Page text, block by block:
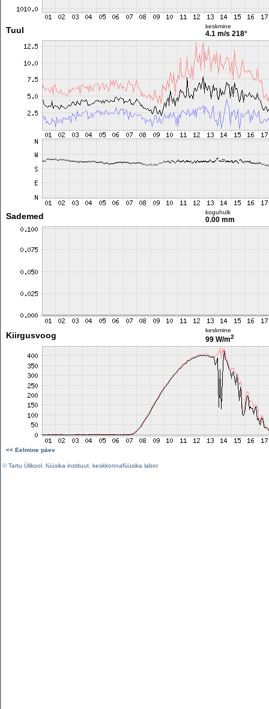
Tuul keskmine
4.1 m/s 218°
Sademed koguhulk
0.00 mm
Kiirgusvoog
keskmine
99 W/m2
<< Eelmine päev
©Tartu Ülikool füüsika instituut keskkonnafüüsika labor